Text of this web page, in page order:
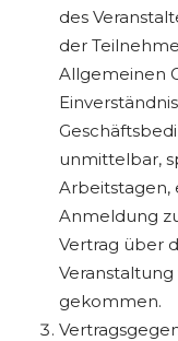
des
der
Allgemeinen
unmittelbar,
Arbeitstagen,
Anmeldung
Vertrag über
gekommen.